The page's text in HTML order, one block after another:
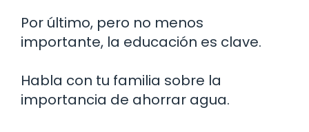
Por último, pero no menos
importante, la educación es clave.
Habla con tu familia sobre la
importancia de ahorrar agua.